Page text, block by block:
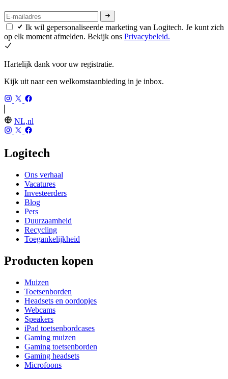
Ik wil gepersonaliseerde marketing van Logitech. Je kunt zich
op elk moment afmelden. Bekijk ons Privacybeleid.
Hartelijk dank voor uw registratie.
Kijk uit naar een welkomstaanbieding in je inbox.
NL,nl
Logitech
Ons verhaal
Vacatures
Investeerders
Blog
Pers
Duurzaamheid
Recycling
Toegankelijkheid
Producten kopen
Muizen
Toetsenborden
Headsets en oordopjes
Webcams
Speakers
iPad toetsenbordcases
Gaming muizen
Gaming toetsenborden
Gaming headsets
Microfoons